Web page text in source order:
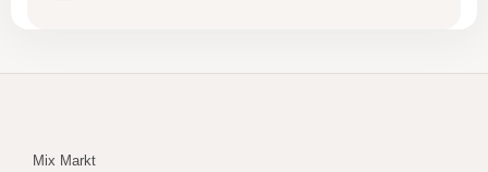
Mix Markt